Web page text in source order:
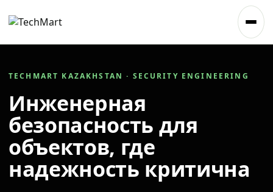
TECHMART KAZAKHSTAN · SECURITY ENGINEERING
Инженерная
безопасность для
объектов, где
надежность критична